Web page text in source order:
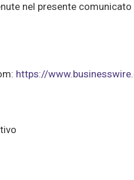
nel presente
https://